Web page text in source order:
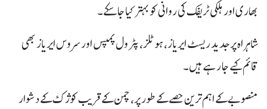
بھاری اور ہلکی ٹریفک کی روانی کو بہتر کیا جا سکے۔
شاہراہ پر جدید ریسٹ ایریاز، ہوٹلز، پٹرول پمپس اور سروس ایریاز بھی
قائم کیے جا رہے ہیں۔
منصوبے کے اہم ترین حصے کے طور پر، چمن کے قریب کوژک کے دشوار